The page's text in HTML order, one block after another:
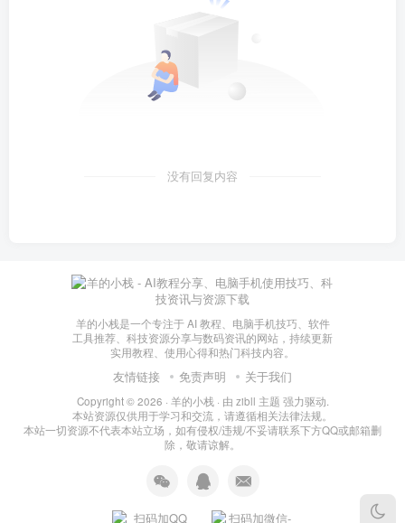
没有回复内容
羊的小栈是一个专注于 AI 教程、电脑手机技巧、软件
工具推荐、科技资源分享与数码资讯的网站，持续更新
实用教程、使用心得和热门科技内容。
友情链接 免责声明 关于我们
Copyright © 2026 · 羊的小栈 · 由 zibll 主题 强力驱动.
本站资源仅供用于学习和交流，请遵循相关法律法规。
本站一切资源不代表本站立场，如有侵权/违规/不妥请联系下方QQ或邮箱删
除，敬请谅解。